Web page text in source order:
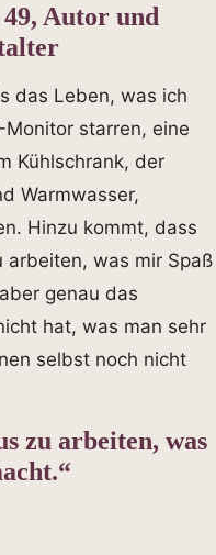
Autor und
das Leben, was ich
starren, eine
Kühlschrank, der
Warmwasser,
Hinzu kommt, dass
arbeiten, was mir Spaß
genau das
hat, was man sehr
selbst noch nicht
zu arbeiten, was